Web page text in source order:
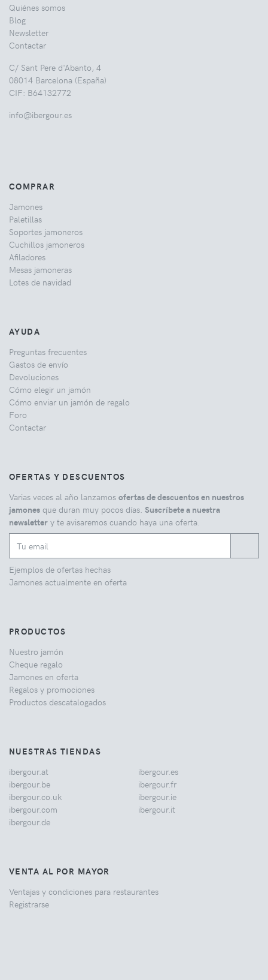
Quiénes somos
Blog
Newsletter
Contactar
C/ Sant Pere d'Abanto, 4
08014 Barcelona (España)
CIF: B64132772
info@ibergour.es
COMPRAR
Jamones
Paletillas
Soportes jamoneros
Cuchillos jamoneros
Afiladores
Mesas jamoneras
Lotes de navidad
AYUDA
Preguntas frecuentes
Gastos de envío
Devoluciones
Cómo elegir un jamón
Cómo enviar un jamón de regalo
Foro
Contactar
OFERTAS Y DESCUENTOS
Varias veces al año lanzamos ofertas de descuentos en nuestros
jamones que duran muy pocos días. Suscríbete a nuestra
newsletter y te avisaremos cuando haya una oferta.
Ejemplos de ofertas hechas
Jamones actualmente en oferta
PRODUCTOS
Nuestro jamón
Cheque regalo
Jamones en oferta
Regalos y promociones
Productos descatalogados
NUESTRAS TIENDAS
ibergour.at
ibergour.be
ibergour.co.uk
ibergour.com
ibergour.de
ibergour.es
ibergour.fr
ibergour.ie
ibergour.it
VENTA AL POR MAYOR
Ventajas y condiciones para restaurantes
Registrarse